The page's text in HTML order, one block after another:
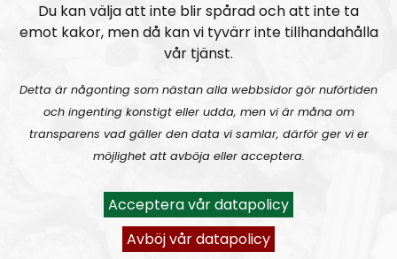
Ansvarig utgivare:Vera Oredsson
Vårdatapolicy
Du får kopiera och sprida vårt material
oförändrat, men uppge oss som källa.
Om ni vill sprida ett urklipp ni själva skapat
går även det bra, så länge det inte görs med
Du kan välja att inte blir spårad och att inte ta
emot kakor, men då kan vi tyvärr inte tillhandahålla
vår tjänst.
Detta är någonting som nästan alla webbsidor gör nuförtiden
och ingenting konstigt eller udda, men vi är måna om
transparens vad gäller den data vi samlar, därför ger vi er
möjlighet att avböja eller acceptera.
Acceptera vår datapolicy
Avböj vår datapolicy